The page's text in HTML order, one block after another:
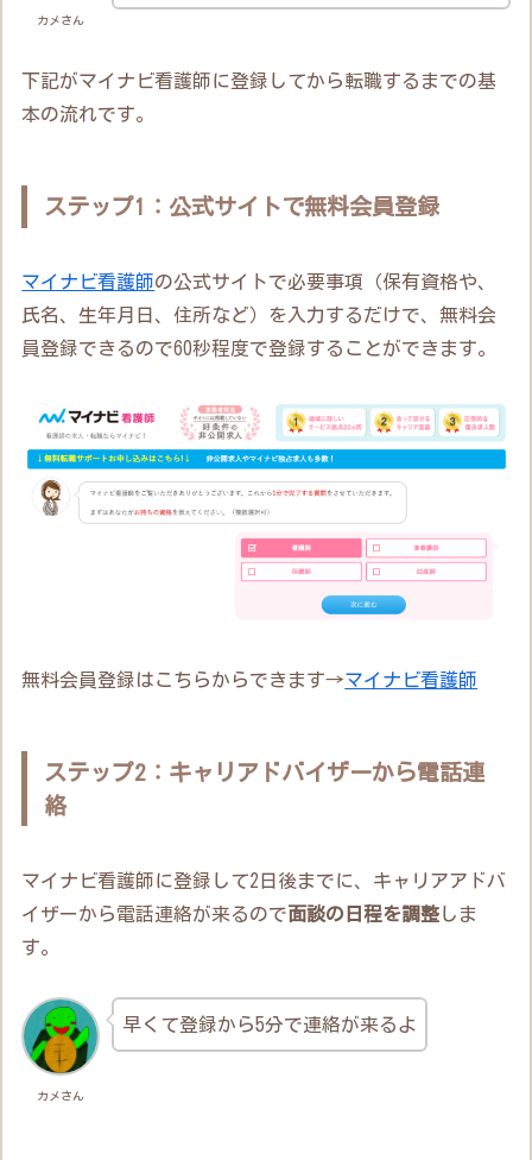
カメさん
下記がマイナビ看護師に登録してから転職するまでの基
本の流れです。
ステップ1：公式サイトで無料会員登録
マイナビ看護師の公式サイトで必要事項（保有資格や、
氏名、生年月日、住所など）を入力するだけで、無料会
員登録できるので60秒程度で登録することができます。
無料会員登録はこちらからできます→マイナビ看護師
ステップ2：キャリアドバイザーから電話連
絡
マイナビ看護師に登録して2日後までに、キャリアアドバ
イザーから電話連絡が来るので面談の日程を調整しま
す。
カメさん
早くて登録から5分で連絡が来るよ